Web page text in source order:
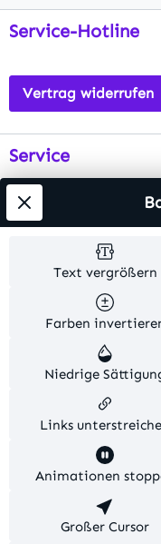
Service-Hotline
Vertrag widerrufen
Service
Info
Alle Preise inkl.
© 2026 MKV24 –
Text vergrößern
Farben
Niedrige
Links
Animationen
Großer Cursor
Diese Website
Erfahrung bieten
Konfigurieren